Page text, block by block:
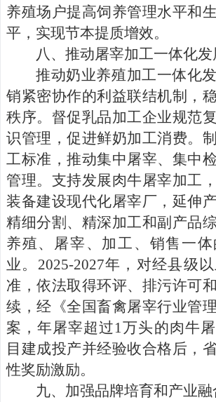
养殖场户提高饲养管理水平和
平，实现节本提质增效。
八、 推动屠宰加工一体化发
推动奶业养殖加工一体化
销紧密协作的利益联结机制，
秩序。督促乳品加工企业规范
识管理，促进鲜奶加工消费。
工标准，推动集中屠宰、集中
管理。支持发展肉牛屠宰加工
装备建设现代化屠宰厂，延伸
精细分割、精深加工和副产品
养殖、屠宰、加工、销售一
业。 2025-2027年，对经县级
准，依法取得环评、排污许可
续，经《全国畜禽屠宰行业管
案，年屠宰超过1万头的肉牛屠
目建成投产并经验收合格后，
性奖励激励。
九、 加强品牌培育和产业融